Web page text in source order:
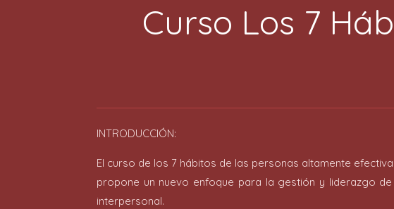
Curso Los 7
INTRODUCCIÓN:
El curso de los 7 hábitos de las personas altamente
propone un nuevo enfoque para la gestión y liderazgo
interpersonal.